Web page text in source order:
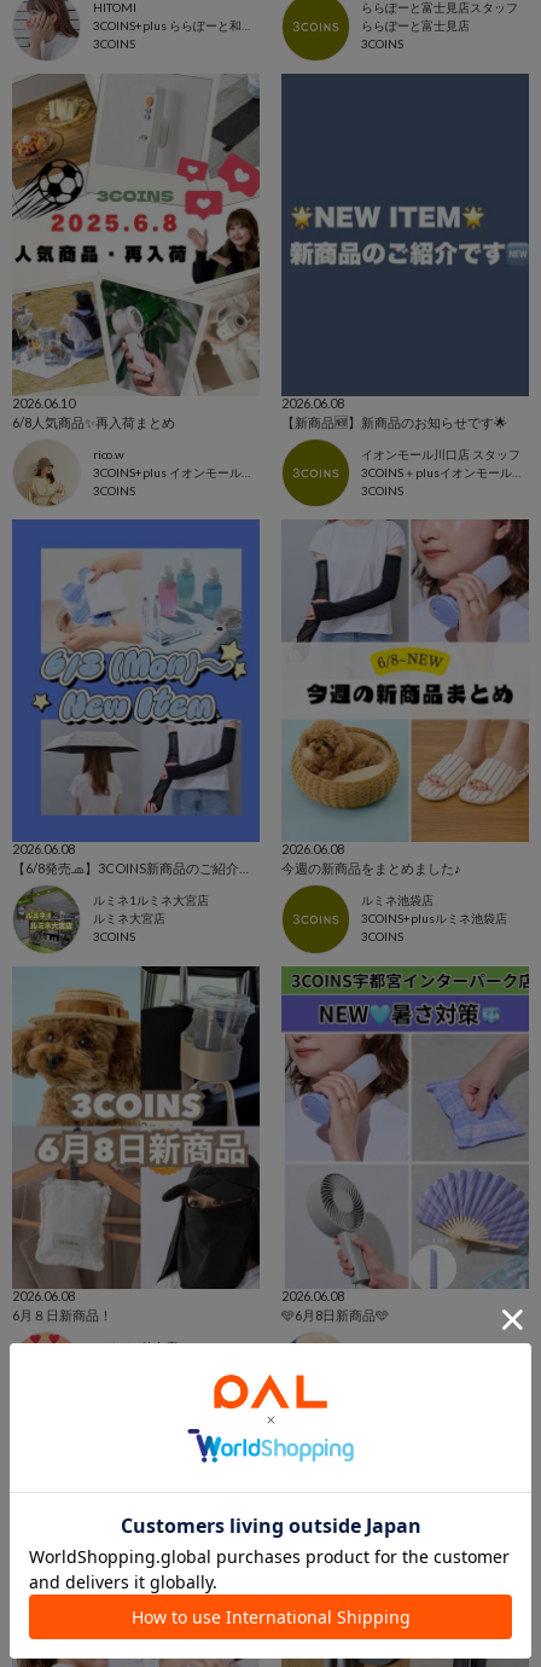
HITOMI
3COINS+plus ららぽーと和泉店
3COINS
ららぽーと富士見店スタッフ
ららぽーと富士見店
3COINS
2026.06.10
6/8人気商品✨再入荷まとめ
rico.w
3COINS+plus イオンモール日吉津店
3COINS
2026.06.08
【新商品🆕】新商品のお知らせです🌟
イオンモール川口店 スタッフ
3COINS
2026.06.08
ルミネ1ルミネ大宮店
ルミネ大宮店
3COINS
2026.06.08
今週の新商品をまとめました♪
ルミネ池袋店
3COINS+plusルミネ池袋店
3COINS
2026.06.08
6月８日新商品！
ヨドバシ仙台店
2026.06.08
🩵6月8日新商品🩵
shino